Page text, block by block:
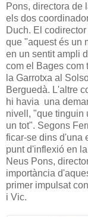
Pons, directora de
els dos
Duch. El
que "aquest és un
en un sentit ampli
com el Bages com
la Garrotxa al
Berguedà. L'altre
hi havia una
nivell, "que tinguin
un tot". Segons
ficar-se dins d'una
punt d'inflexió en
Neus Pons,
importància
primer impulsat
i Vic.